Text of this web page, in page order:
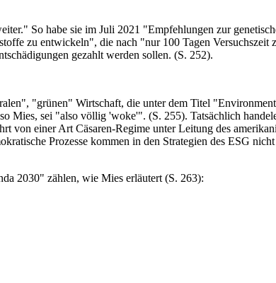
So habe sie im Juli 2021 "Empfehlungen zur
zu entwickeln", die nach "nur 100 Tagen Versuchszeit
gezahlt werden sollen. (S. 252).
"grünen" Wirtschaft, die unter dem Titel
Mies, sei "also völlig 'woke'". (S. 255). Tatsächlich
von einer Art Cäsaren-Regime unter Leitung des
Prozesse kommen in den Strategien des ESG
2030" zählen, wie Mies erläutert (S. 263):